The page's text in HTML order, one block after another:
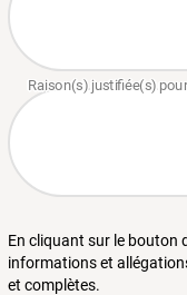
En cliquant sur le bouton
informations et
et complètes.